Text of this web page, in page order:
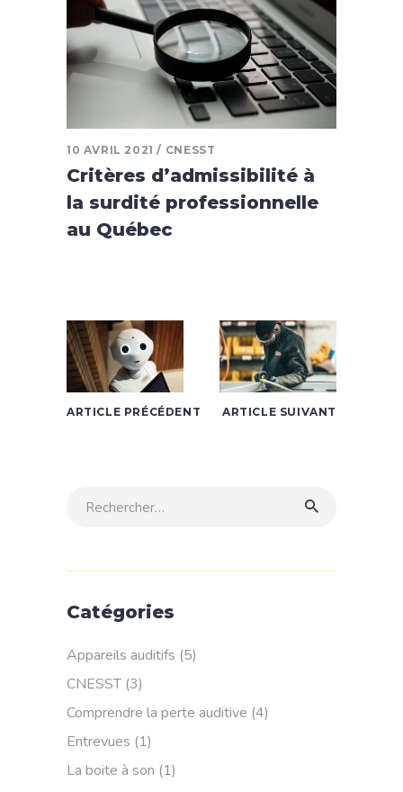
10 AVRIL 2021 CNESST
Critères d’admissibilité à
la surdité professionnelle
au Québec
ARTICLE PRÉCÉDENT ARTICLE SUIVANT
Rechercher:
Catégories
Appareils auditifs (5)
CNESST (3)
Comprendre la perte auditive (4)
Entrevues (1)
La boite à son (1)